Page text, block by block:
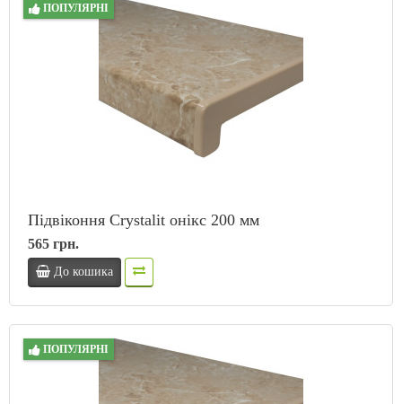
ПОПУЛЯРНІ
Підвіконня Crystalit онікс 200 мм
565 грн.
До кошика
ПОПУЛЯРНІ